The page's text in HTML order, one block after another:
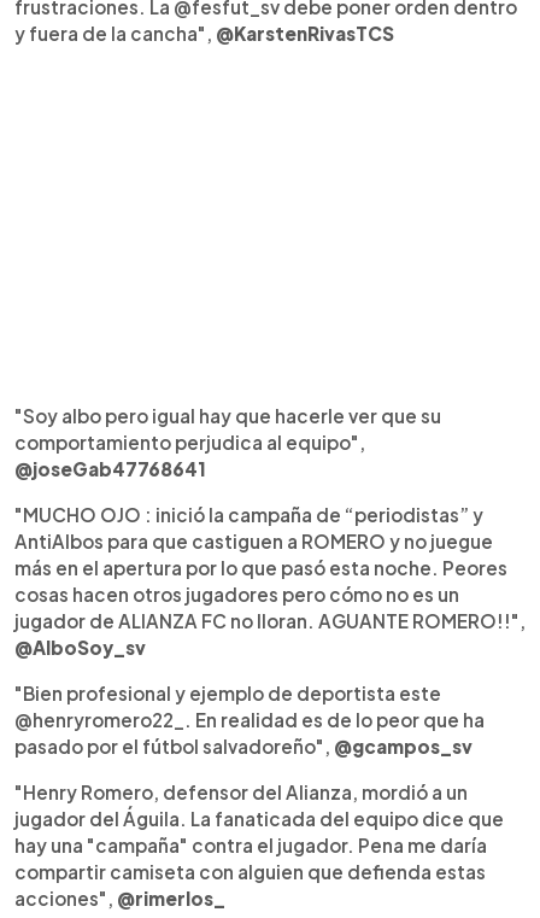
frustraciones. La @fesfut_sv debe poner orden dentro
y fuera de la cancha", @KarstenRivasTCS
"Soy albo pero igual hay que hacerle ver que su
comportamiento perjudica al equipo",
@joseGab47768641
"MUCHO OJO : inició la campaña de “periodistas” y
AntiAlbos para que castiguen a ROMERO y no juegue
más en el apertura por lo que pasó esta noche. Peores
cosas hacen otros jugadores pero cómo no es un
jugador de ALIANZA FC no lloran. AGUANTE ROMERO!!",
@AlboSoy_sv
"Bien profesional y ejemplo de deportista este
@henryromero22_. En realidad es de lo peor que ha
pasado por el fútbol salvadoreño", @gcampos_sv
"Henry Romero, defensor del Alianza, mordió a un
jugador del Águila. La fanaticada del equipo dice que
hay una "campaña" contra el jugador. Pena me daría
compartir camiseta con alguien que defienda estas
acciones", @rimerlos_